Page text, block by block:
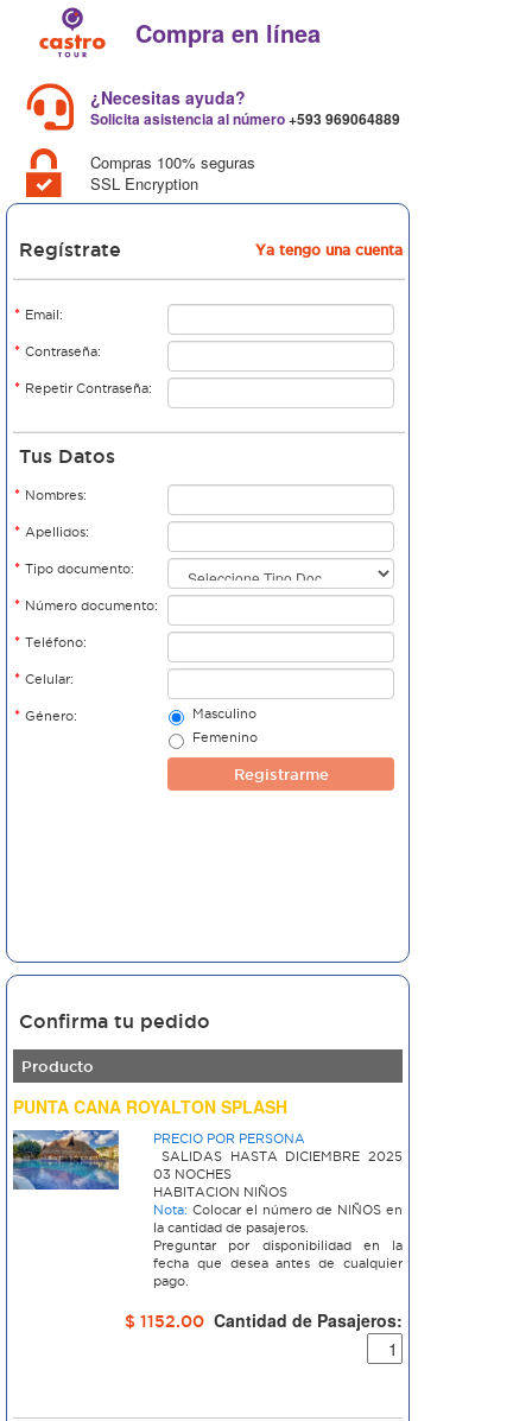
Compra en línea
¿Necesitas ayuda?
Solicita asistencia al número+593 969064889
Compras 100% seguras
SSL Encryption
Regístrate Ya tengo una cuenta
* Email:
* Contraseña:
* Repetir Contraseña:
Tus Datos
* Nombres:
* Apellidos:
* Tipo documento:
* Número documento:
* Teléfono:
* Celular:
* Género:
Masculino
Femenino
Registrarme
Confirma tu pedido
Producto
PUNTA CANA ROYALTON SPLASH
PRECIO POR PERSONA
SALIDAS HASTA DICIEMBRE 2025
03 NOCHES
HABITACION NIÑOS
Nota: Colocar el número de NIÑOS en
la cantidad de pasajeros.
Preguntar por disponibilidad en la
fecha que desea antes de cualquier
pago.
$ 1152.00 Cantidad de Pasajeros: